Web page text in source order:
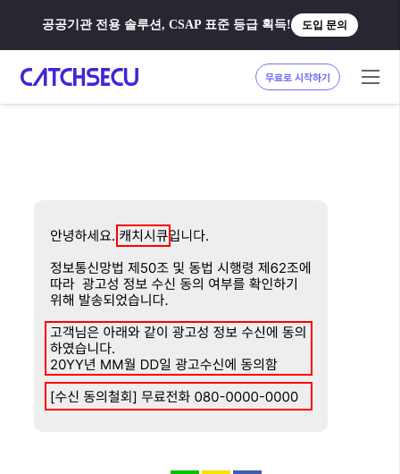
공공기관 전용 솔루션, CSAP 표준 등급 획득! 도입 문의
무료로 시작하기